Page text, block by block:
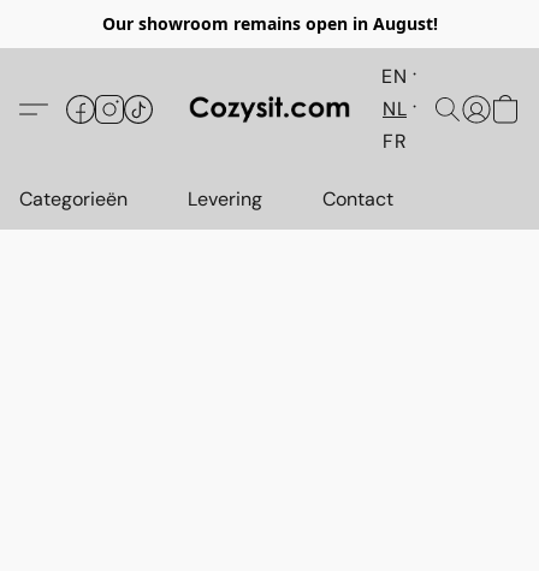
Our showroom remains open in August!
EN
NL
FR
Categorieën Levering Contact